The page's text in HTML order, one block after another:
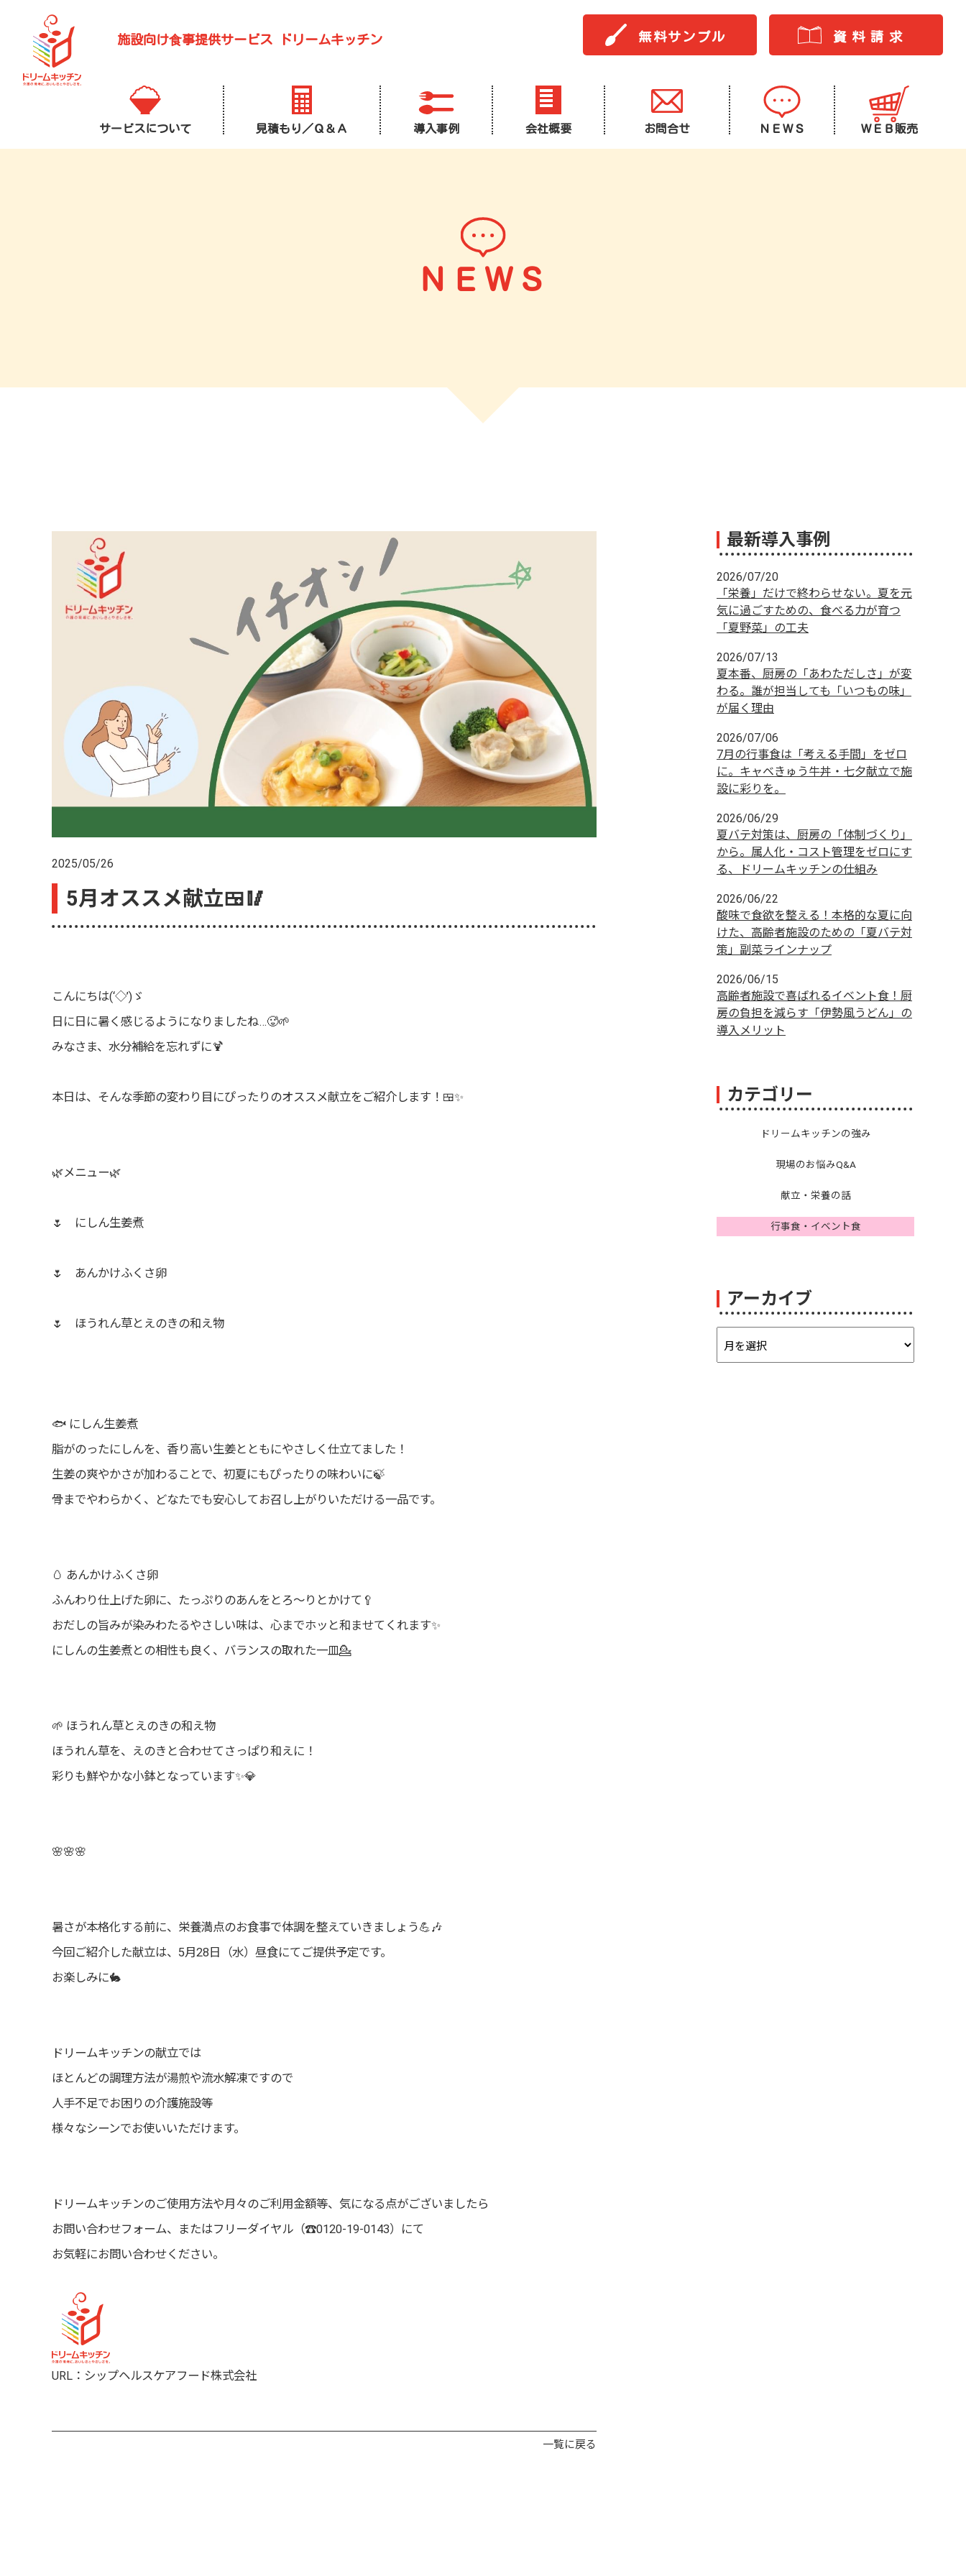
施設向け⾷事提供サービス ドリームキッチン 無料サンプル 資料請求
サービスについて 見積もり／Ｑ＆Ａ 導入事例 会社概要 お問合せ ＮＥＷＳ ＷＥＢ販売
ＮＥＷＳ
2025/05/26
5月オススメ献立🍱🥢
こんにちは(‘◇’)ゞ
日に日に暑く感じるようになりましたね…🥵🌱
みなさま、水分補給を忘れずに🍹
本日は、そんな季節の変わり目にぴったりのオススメ献立をご紹介します！🍱✨
🌿メニュー🌿
🌷 にしん生姜煮
🌷 あんかけふくさ卵
🌷 ほうれん草とえのきの和え物
🐟 にしん生姜煮
脂がのったにしんを、香り高い生姜とともにやさしく仕立てました！
生姜の爽やかさが加わることで、初夏にもぴったりの味わいに🍃
骨までやわらかく、どなたでも安心してお召し上がりいただける一品です。
🥚 あんかけふくさ卵
ふんわり仕上げた卵に、たっぷりのあんをとろ～りとかけて🥄
おだしの旨みが染みわたるやさしい味は、心までホッと和ませてくれます✨
にしんの生姜煮との相性も良く、バランスの取れた一皿💁
🌱 ほうれん草とえのきの和え物
ほうれん草を、えのきと合わせてさっぱり和えに！
彩りも鮮やかな小鉢となっています✨💎
🌸🌸🌸
暑さが本格化する前に、栄養満点のお食事で体調を整えていきましょう💪🎶
今回ご紹介した献立は、5月28日（水）昼食にてご提供予定です。
お楽しみに🐇
ドリームキッチンの献立では
ほとんどの調理方法が湯煎や流水解凍ですので
人手不足でお困りの介護施設等
様々なシーンでお使いいただけます。
ドリームキッチンのご使用方法や月々のご利用金額等、気になる点がございましたら
お問い合わせフォーム、またはフリーダイヤル（☎0120-19-0143）にて
お気軽にお問い合わせください。
URL： シップヘルスケアフード株式会社
一覧に戻る
最新導入事例
2026/07/20
「栄養」だけで終わらせない。夏を元
気に過ごすための、食べる力が育つ
「夏野菜」の工夫
2026/07/13
夏本番、厨房の「あわただしさ」が変
わる。誰が担当しても「いつもの味」
が届く理由
2026/07/06
7月の行事食は「考える手間」をゼロ
に。キャベきゅう牛丼・七夕献立で施
設に彩りを。
2026/06/29
夏バテ対策は、厨房の「体制づくり」
から。属人化・コスト管理をゼロにす
る、ドリームキッチンの仕組み
2026/06/22
酸味で食欲を整える！本格的な夏に向
けた、高齢者施設のための「夏バテ対
策」副菜ラインナップ
2026/06/15
高齢者施設で喜ばれるイベント食！厨
房の負担を減らす「伊勢風うどん」の
導入メリット
カテゴリー
ドリームキッチンの強み
現場のお悩みQ&A
献立・栄養の話
行事食・イベント食
アーカイブ